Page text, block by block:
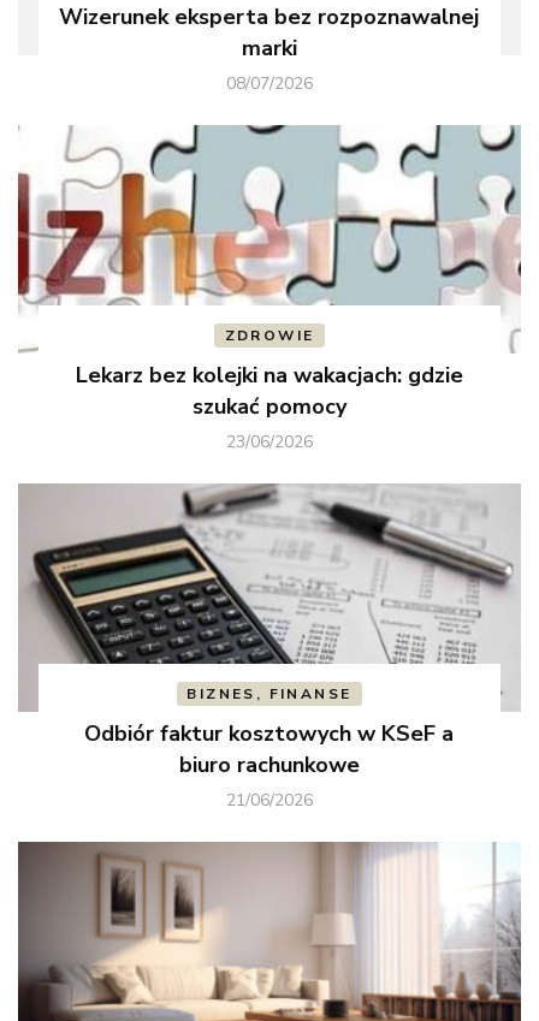
Wizerunek eksperta bez rozpoznawalnej
marki
08/07/2026
ZDROWIE
Lekarz bez kolejki na wakacjach: gdzie
szukać pomocy
23/06/2026
BIZNES, FINANSE
Odbiór faktur kosztowych w KSeF a
biuro rachunkowe
21/06/2026